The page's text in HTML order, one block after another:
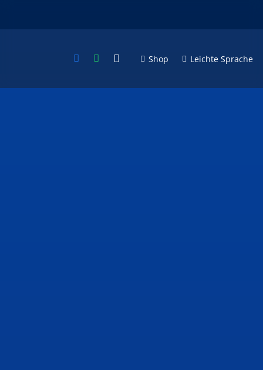
Shop Leichte Sprache